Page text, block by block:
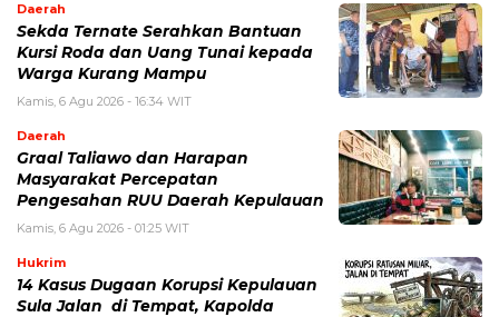
Daerah
Sekda Ternate Serahkan Bantuan
Kursi Roda dan Uang Tunai kepada
Warga Kurang Mampu
Kamis, 6 Agu 2026 - 16:34 WIT
Daerah
Graal Taliawo dan Harapan
Masyarakat Percepatan
Pengesahan RUU Daerah Kepulauan
Kamis, 6 Agu 2026 - 01:25 WIT
Hukrim
14 Kasus Dugaan Korupsi Kepulauan
Sula Jalan di Tempat, Kapolda